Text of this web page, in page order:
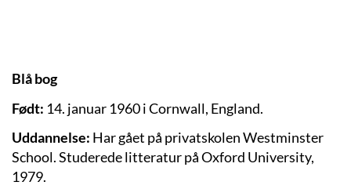
Blå bog
Født: 14. januar 1960 i Cornwall, England.
Uddannelse: Har gået på privatskolen Westminster
School. Studerede litteratur på Oxford University,
1979.